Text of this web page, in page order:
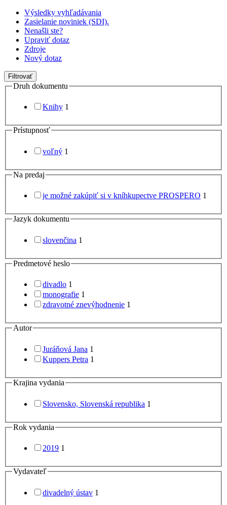
Výsledky vyhľadávania
Zasielanie noviniek (SDI).
Nenašli ste?
Upraviť dotaz
Zdroje
Nový dotaz
Filtrovať
Druh dokumentu
Knihy 1
Prístupnosť
voľný 1
Na predaj
je možné zakúpiť si v kníhkupectve PROSPERO 1
Jazyk dokumentu
slovenčina 1
Predmetové heslo
divadlo 1
monografie 1
zdravotné znevýhodnenie 1
Autor
Juráňová Jana 1
Kuppers Petra 1
Krajina vydania
Slovensko, Slovenská republika 1
Rok vydania
2019 1
Vydavateľ
divadelný ústav 1